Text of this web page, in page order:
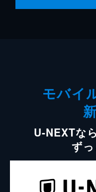
モバイ
U-NEXTな
ず